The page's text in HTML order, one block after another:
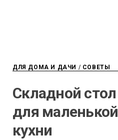
ДЛЯ ДОМА И ДАЧИ / СОВЕТЫ
Складной стол
для маленькой
кухни